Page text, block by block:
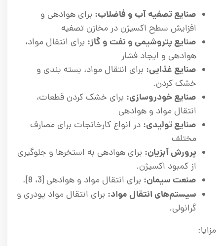
صنایع تصفیه آب و فاضلاب: برای هوادهی و
افزایش سطح اکسیژن در مخازن تصفیه
صنایع پتروشیمی و نفت و گاز: برای انتقال مواد،
هوادهی و ایجاد فشار
صنایع غذایی: برای انتقال مواد، بسته بندی و
خشک کردن.
صنایع خودروسازی: برای خشک کردن قطعات،
انتقال مواد و هوادهی
صنایع تولیدی: در انواع کارخانجات برای مصارف
مختلف
پرورش آبزیان: برای هوادهی به استخرها و جلوگیری
از کمبود اکسیژن.
صنعت سیمان: برای انتقال مواد و هوادهی [3، 8].
سیستم‌های انتقال مواد: برای انتقال مواد پودری و
گرانولی.
مزایا: